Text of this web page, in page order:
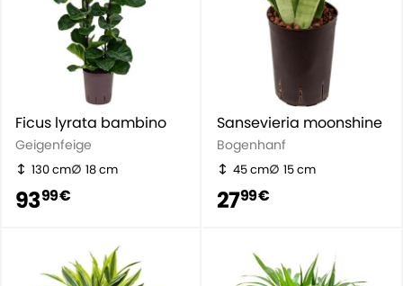
Ficus lyrata bambino
Geigenfeige
130 cm 18 cm
9399 €
Sansevieria moonshine
Bogenhanf
45 cm 15 cm
2799 €